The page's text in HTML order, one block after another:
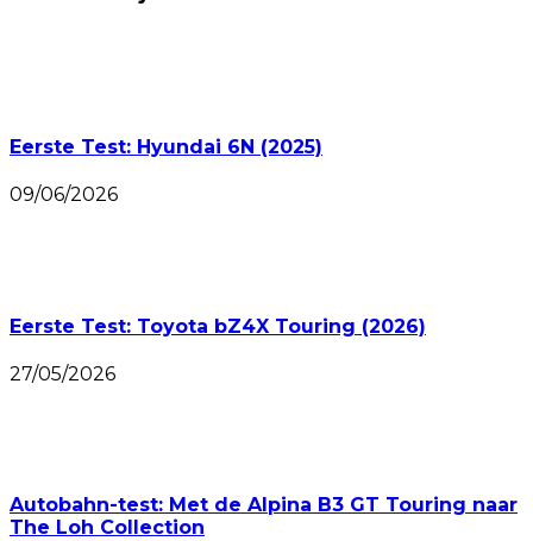
Eerste Test: Hyundai 6N (2025)
09/06/2026
Eerste Test: Toyota bZ4X Touring (2026)
27/05/2026
Autobahn-test: Met de Alpina B3 GT Touring naar
The Loh Collection